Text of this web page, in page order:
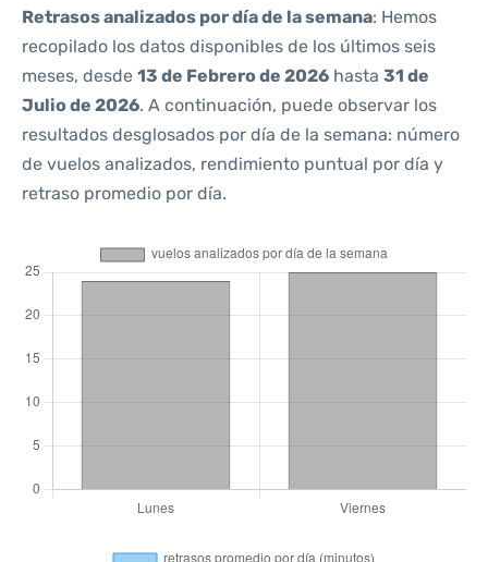
Retrasos analizados por día de la semana: Hemos
recopilado los datos disponibles de los últimos seis
meses, desde 13 de Febrero de 2026 hasta 31 de
Julio de 2026. A continuación, puede observar los
resultados desglosados por día de la semana: número
de vuelos analizados, rendimiento puntual por día y
retraso promedio por día.